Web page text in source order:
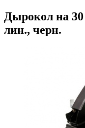
Дырокол на 30
лин., черн.